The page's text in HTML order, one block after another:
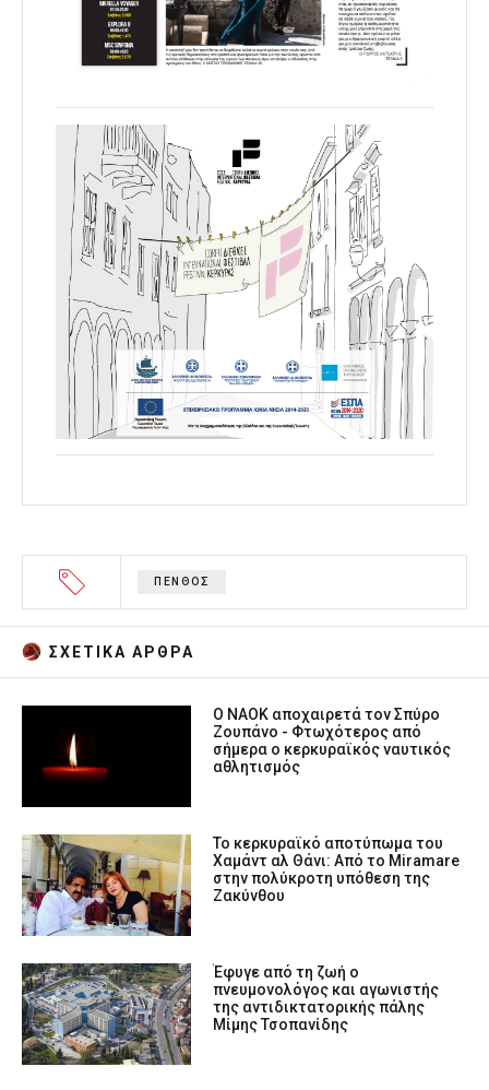
ΠΕΝΘΟΣ
ΣΧΕΤΙΚA AΡΘΡΑ
Ο ΝΑΟΚ αποχαιρετά τον Σπύρο
Ζουπάνο - Φτωχότερος από
σήμερα ο κερκυραϊκός ναυτικός
αθλητισμός
Το κερκυραϊκό αποτύπωμα του
Χαμάντ αλ Θάνι: Από το Miramare
στην πολύκροτη υπόθεση της
Ζακύνθου
Έφυγε από τη ζωή ο
πνευμονολόγος και αγωνιστής
της αντιδικτατορικής πάλης
Μίμης Τσοπανίδης